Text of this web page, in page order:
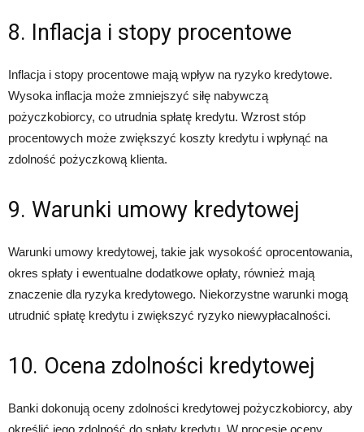
8. Inflacja i stopy procentowe
Inflacja i stopy procentowe mają wpływ na ryzyko kredytowe.
Wysoka inflacja może zmniejszyć siłę nabywczą
pożyczkobiorcy, co utrudnia spłatę kredytu. Wzrost stóp
procentowych może zwiększyć koszty kredytu i wpłynąć na
zdolność pożyczkową klienta.
9. Warunki umowy kredytowej
Warunki umowy kredytowej, takie jak wysokość oprocentowania,
okres spłaty i ewentualne dodatkowe opłaty, również mają
znaczenie dla ryzyka kredytowego. Niekorzystne warunki mogą
utrudnić spłatę kredytu i zwiększyć ryzyko niewypłacalności.
10. Ocena zdolności kredytowej
Banki dokonują oceny zdolności kredytowej pożyczkobiorcy, aby